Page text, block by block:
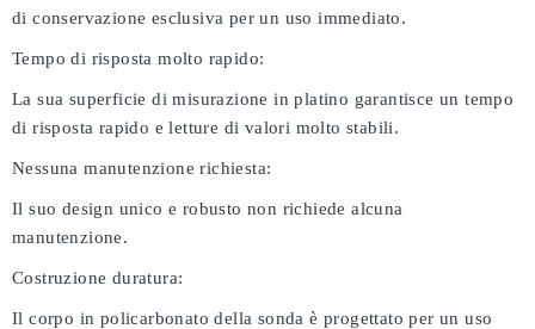
di conservazione esclusiva per un uso immediato.
Tempo di risposta molto rapido:
La sua superficie di misurazione in platino garantisce un tempo
di risposta rapido e letture di valori molto stabili.
Nessuna manutenzione richiesta:
Il suo design unico e robusto non richiede alcuna
manutenzione.
Costruzione duratura:
Il corpo in policarbonato della sonda è progettato per un uso